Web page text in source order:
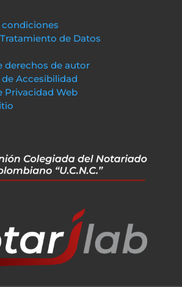
condiciones
de Datos
derechos de autor
de Accesibilidad
Privacidad Web